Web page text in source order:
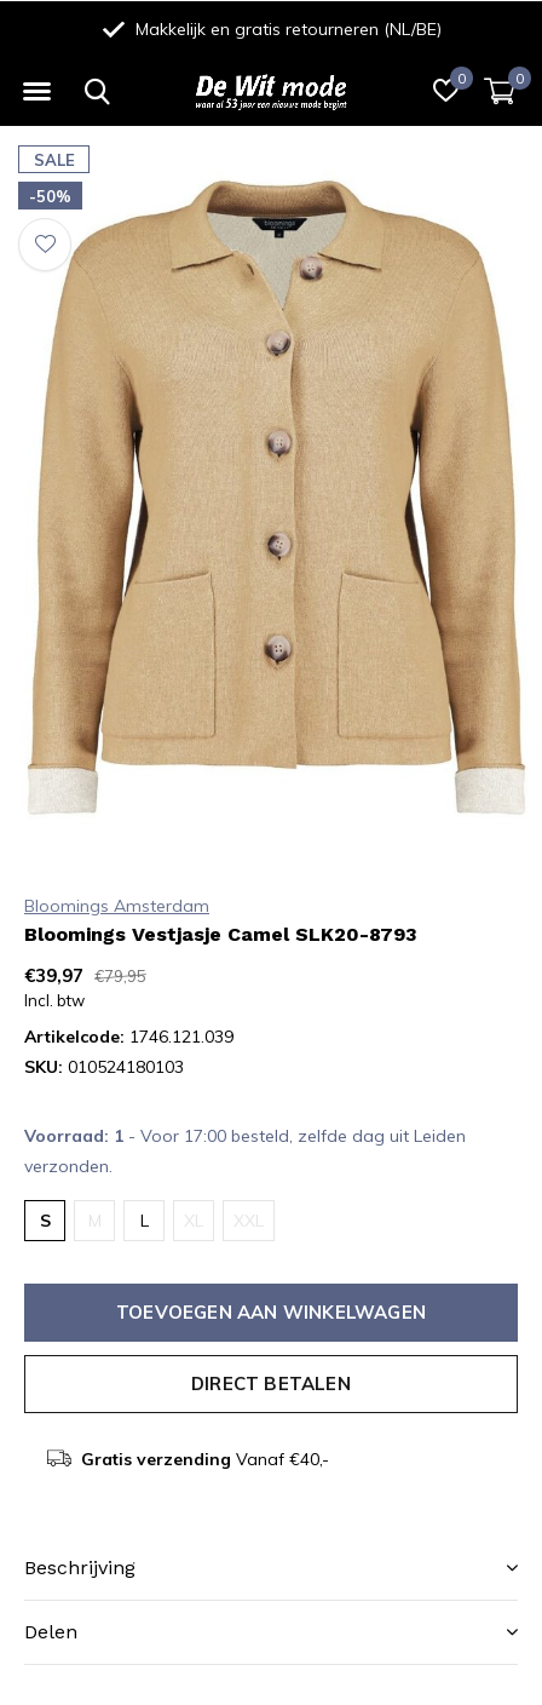
0 0
Makkelijk en gratis retourneren (NL/BE)
SALE
-50%
Bloomings Amsterdam
Bloomings Vestjasje Camel SLK20-8793
€39,97
€79,95
Incl. btw
Artikelcode: 1746.121.039
SKU: 010524180103
Voorraad: 1 - Voor 17:00 besteld, zelfde dag uit Leiden
verzonden.
S M L XL XXL
TOEVOEGEN AAN WINKELWAGEN
DIRECT BETALEN
Gratis verzending Vanaf €40,-
Beschrijving
Delen